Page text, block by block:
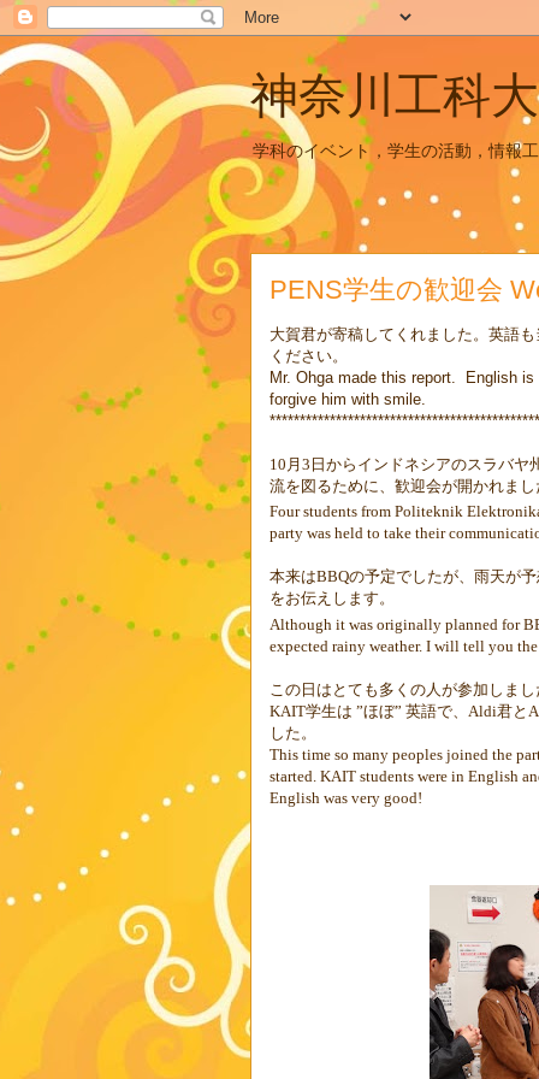
神奈川工科
学科のイベント，学生の活動，情報
PENS学生の歓迎会
大賀君が寄稿してくれました。英語
ください。
Mr. Ohga made this report. English
forgive him with smile.
10 月 3 日からインドネシアのスラバヤ
流を図るために、歓迎会が開かれまし
Four students from Politeknik
party was held to take their
本来はBBQの予定でしたが、雨天が
をお伝えします。
Although it was originally planned for
expected rainy weather. I will tell you
この日はとても多くの人が参加しまし
KAIT学生は ”ほぼ” 英語で、 Aldi君と
した。
This time so many peoples joined the
started. KAIT students were in English
English was very good!